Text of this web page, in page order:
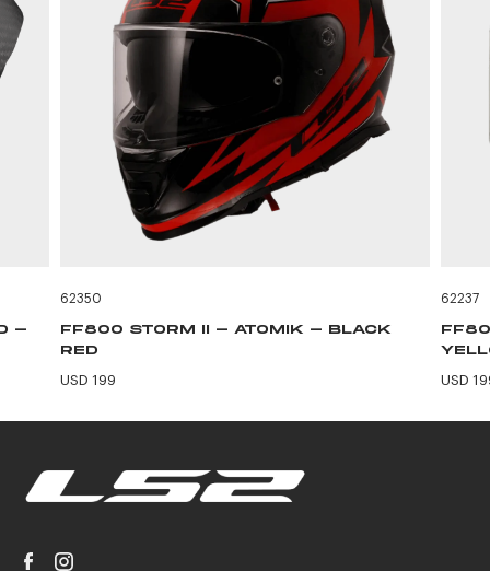
-
62350
FF800 STORM II - ATOMIK - BLACK
RED
USD 199
62237
USD